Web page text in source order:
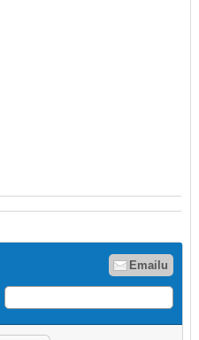
Emailu